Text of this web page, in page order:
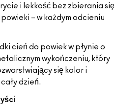
i lekkość bez zbierania się
– w każdym odcieniu
cień do powiek w płynie o
wykończeniu, który
się kolor i
dzień.